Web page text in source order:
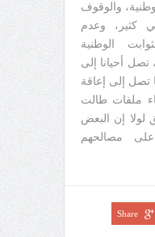
والوقوف
كثير، وعدم
الوطنية
أحيانا إلى
تصل إلى إعاقة
ملفات طالت
إن البعض
مصالحهم
Share